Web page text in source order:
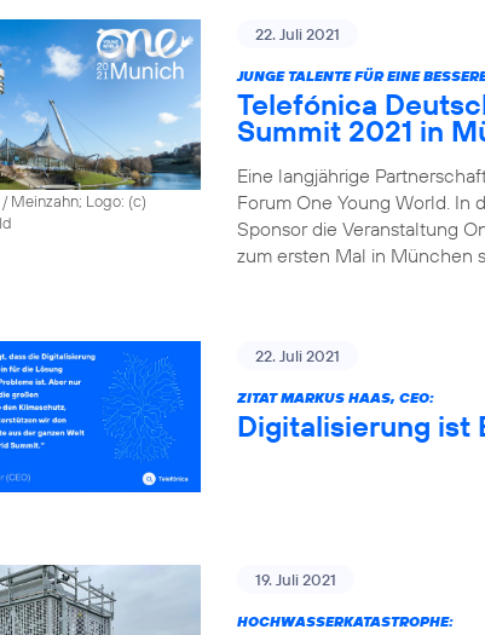
Meinzahn; Logo: (c)
22. Juli 2021
JUNGE TALENTE FÜR EINE
Telefónica
Summit 2021 in
Eine langjährige
Forum One Young World. In
Sponsor die Veranstaltung
zum ersten Mal in München
22. Juli 2021
ZITAT MARKUS HAAS, CEO:
Digitalisierung ist
19. Juli 2021
HOCHWASSERKATASTROPHE: